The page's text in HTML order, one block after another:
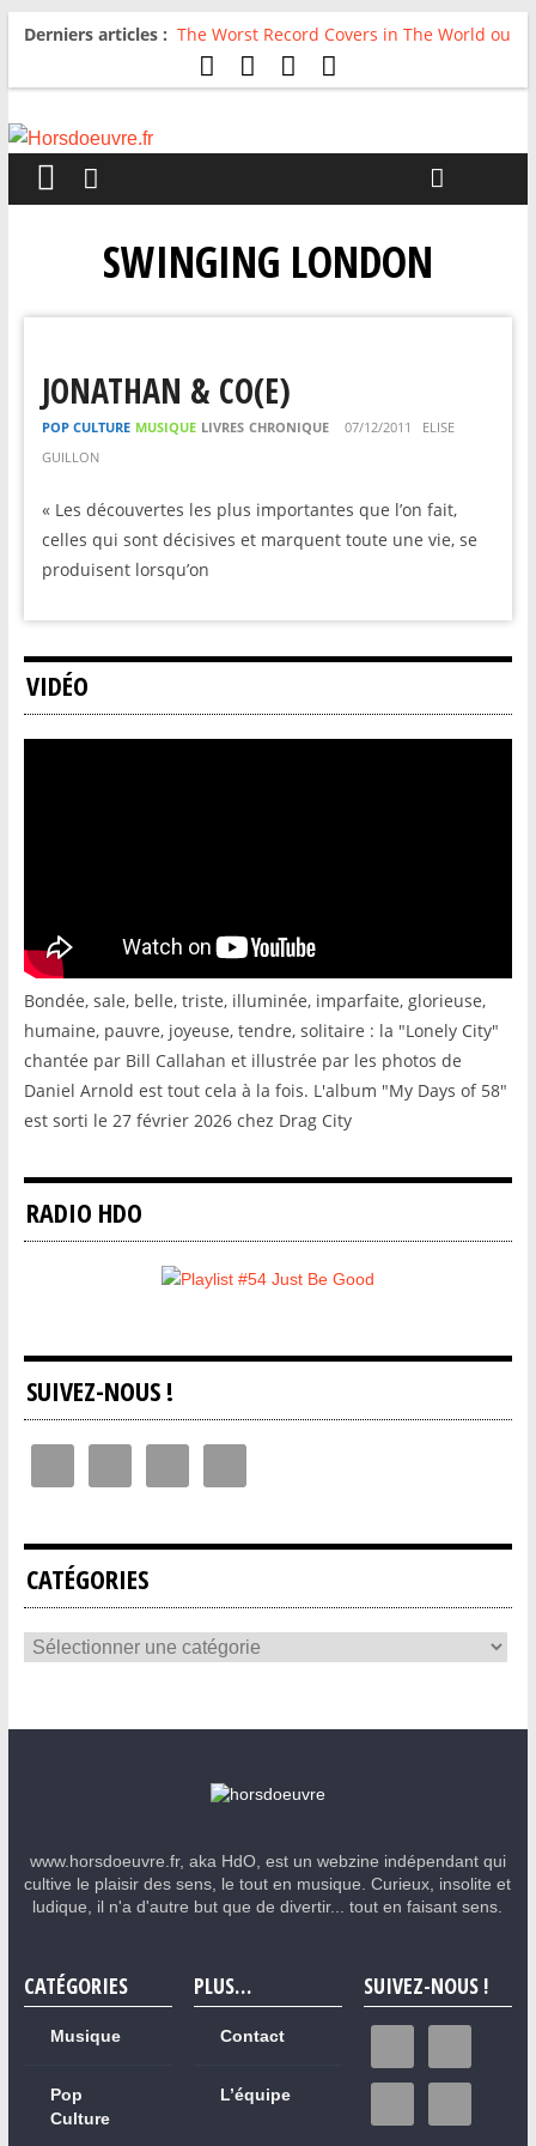
Derniers articles : The Worst Record Covers in The World ou
Comment rire du pire
Avril 2026 : C’est dans les vieux pots
For The First Time, Again : Tyler Ballgame
SWINGING LONDON
JONATHAN & CO(E)
POP CULTURE MUSIQUE LIVRES CHRONIQUE 07/12/2011
ELISE
GUILLON
« Les découvertes les plus importantes que l’on fait,
celles qui sont décisives et marquent toute une vie, se
produisent lorsqu’on
VIDÉO
Bondée, sale, belle, triste, illuminée, imparfaite, glorieuse,
humaine, pauvre, joyeuse, tendre, solitaire : la "Lonely City"
chantée par Bill Callahan et illustrée par les photos de
Daniel Arnold est tout cela à la fois. L'album "My Days of 58"
est sorti le 27 février 2026 chez Drag City
RADIO HDO
SUIVEZ-NOUS !
CATÉGORIES
www.horsdoeuvre.fr, aka HdO, est un webzine indépendant qui
cultive le plaisir des sens, le tout en musique. Curieux, insolite et
ludique, il n'a d'autre but que de divertir... tout en faisant sens.
CATÉGORIES
Musique
Pop
Culture
PLUS…
Contact
L’équipe
SUIVEZ-NOUS !